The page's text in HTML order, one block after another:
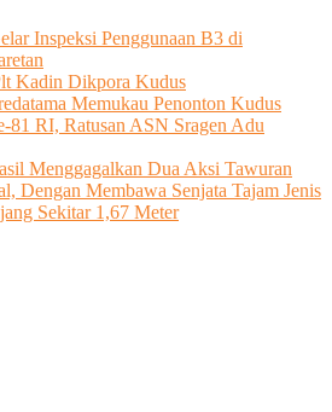
Inspeksi Penggunaan B3 di
Kadin Dikpora Kudus
Memukau Penonton Kudus
RI, Ratusan ASN Sragen Adu
Menggagalkan Dua Aksi Tawuran
Dengan Membawa Senjata Tajam Jenis
Sekitar 1,67 Meter